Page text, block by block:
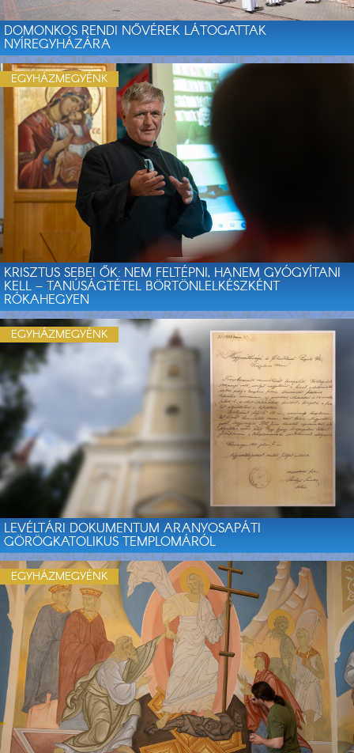
DOMONKOS RENDI NŐVÉREK LÁTOGATTAK
NYÍREGYHÁZÁRA
KRISZTUS SEBEI ŐK: NEM FELTÉPNI, HANEM GYÓGYÍTANI
KELL – TANÚSÁGTÉTEL BÖRTÖNLELKÉSZKÉNT
RÓKAHEGYEN
EGYHÁZMEGYÉNK
LEVÉLTÁRI DOKUMENTUM ARANYOSAPÁTI
GÖRÖGKATOLIKUS TEMPLOMÁRÓL
EGYHÁZMEGYÉNK
EGYHÁZMEGYÉNK